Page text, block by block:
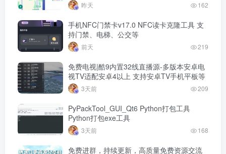
昨天 162
手机NFC门禁卡v17.0 NFC读卡克隆工具 支
持门禁、电梯、公交等
前天 219
免费电视|酷9内置32线直播源-多版本安卓电
视TV适配安卓4以上 支持安卓TV手机平板等
3天前 209
PyPackTool_GUI_Qt6 Python打包工具
Python打包exe工具
3天前 168
免费进群，持续更新，高质量免费资源交流